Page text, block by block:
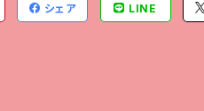
シェア LINE